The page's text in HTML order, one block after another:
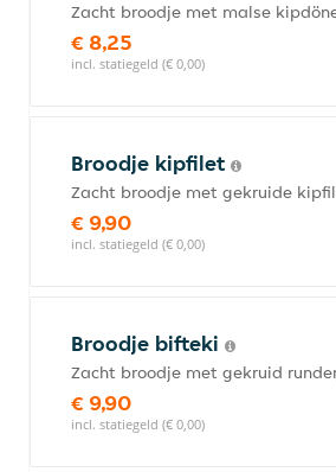
Zacht broodje met malse
€ 8,25
incl. statiegeld (€ 0,00)
Broodje kipfilet
Zacht broodje met gekruide
€ 9,90
incl. statiegeld (€ 0,00)
Broodje bifteki
Zacht broodje met gekruid
€ 9,90
incl. statiegeld (€ 0,00)